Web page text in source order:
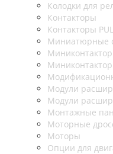
Колодки для
Контакторы
Контакторы
Миниатюрные
Модули
Модули
Монтажные
Моторные
Моторы
Опции для